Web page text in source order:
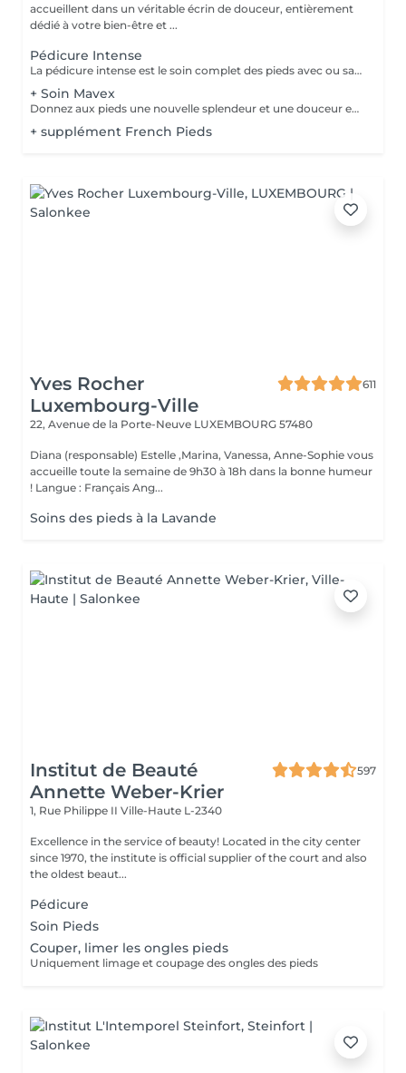
accueillent dans un véritable écrin de douceur, entièrement
dédié à votre bien-être et ...
Pédicure Intense
La pédicure intense est le soin complet des pieds avec ou sans souci particulier. Elle comprend : bain de pied, pousse et coupe des cuticules, coupe et limage des ongles, travail des callosités et/ou cors au bistouri/crédo, rape, gommage, massage avec crème de soin. La pose de vernis transparent est incluse si souhaitée.
+ Soin Mavex
Donnez aux pieds une nouvelle splendeur et une douceur extraordinaire grâce à un traitement agréable et relaxant. Mavex Calluspeeling® est un soin professionnel pour la beauté des pieds qui permet d'obtenir des résultats immédiats et incroyables avec une seule séance. Rapide, facile, et efficace ! Mavex Calluspeeling® peut être réalisé seul comme une pédicure classique mais sans lame ni fraise, ou proposé en complément en cabine lors d'un soin visage (lors de la pose d'un masque), soin corps (lors d'un enveloppement), ou d'un soin des ongles et des cuticules.
+ supplément French Pieds
Yves Rocher
Luxembourg-Ville
611
22, Avenue de la Porte-Neuve LUXEMBOURG 57480
Diana (responsable) Estelle ,Marina, Vanessa, Anne-Sophie vous
accueille toute la semaine de 9h30 à 18h dans la bonne humeur
! Langue : Français Ang...
Soins des pieds à la Lavande
Institut de Beauté
Annette Weber-Krier
597
1, Rue Philippe II Ville-Haute L-2340
Excellence in the service of beauty! Located in the city center
since 1970, the institute is official supplier of the court and also
the oldest beaut...
Pédicure
Soin Pieds
Couper, limer les ongles pieds
Uniquement limage et coupage des ongles des pieds